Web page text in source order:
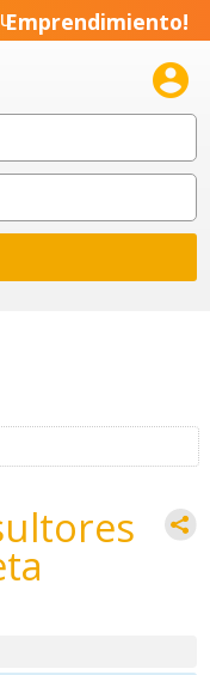
Emprendimiento!
